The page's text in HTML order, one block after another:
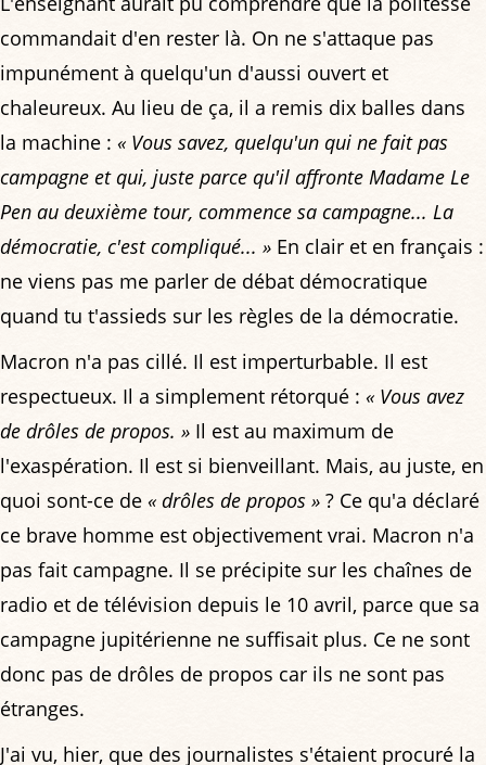
commandait d'en rester là. On ne s'attaque pas
impunément à quelqu'un d'aussi ouvert et
chaleureux. Au lieu de ça, il a remis dix balles dans
la machine : « Vous savez, quelqu'un qui ne fait pas
campagne et qui, juste parce qu'il affronte Madame Le
Pen au deuxième tour, commence sa campagne... La
démocratie, c'est compliqué... » En clair et en français :
ne viens pas me parler de débat démocratique
quand tu t'assieds sur les règles de la démocratie.
Macron n'a pas cillé. Il est imperturbable. Il est
respectueux. Il a simplement rétorqué : « Vous avez
de drôles de propos. » Il est au maximum de
l'exaspération. Il est si bienveillant. Mais, au juste, en
quoi sont-ce de « drôles de propos » ? Ce qu'a déclaré
ce brave homme est objectivement vrai. Macron n'a
pas fait campagne. Il se précipite sur les chaînes de
radio et de télévision depuis le 10 avril, parce que sa
campagne jupitérienne ne suffisait plus. Ce ne sont
donc pas de drôles de propos car ils ne sont pas
étranges.
J'ai vu, hier, que des journalistes s'étaient procuré la